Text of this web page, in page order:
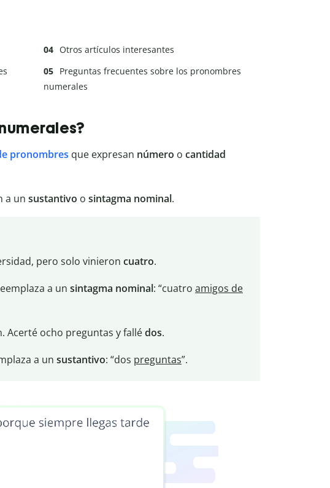
Otros artículos interesantes
Preguntas frecuentes sobre los pronombres
numerales
pronombres que expresan número o cantidad
a un sustantivo o sintagma nominal.
pero solo vinieron cuatro.
a un sintagma nominal: “cuatro amigos de
Acerté ocho preguntas y fallédos.
a un sustantivo: “dos preguntas”.